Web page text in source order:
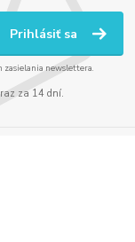
Prihlásiť sa
zasielania newslettera.
za 14 dní.